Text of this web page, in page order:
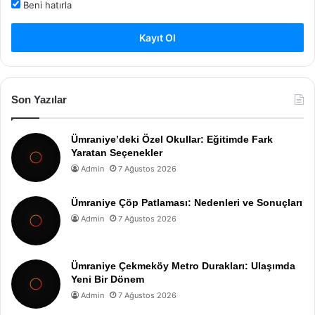
Beni hatırla
Kayıt Ol
Son Yazılar
Ümraniye’deki Özel Okullar: Eğitimde Fark
Yaratan Seçenekler
Admin 7 Ağustos 2026
Ümraniye Çöp Patlaması: Nedenleri ve Sonuçları
Admin 7 Ağustos 2026
Ümraniye Çekmeköy Metro Durakları: Ulaşımda
Yeni Bir Dönem
Admin 7 Ağustos 2026